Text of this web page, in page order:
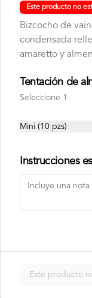
1000GR C.B
Panadería
Este producto no
Bizcocho de
condensada
amaretto y
Tentación de
Seleccione 1
Mini (10 pzs)
Instrucciones
Este producto